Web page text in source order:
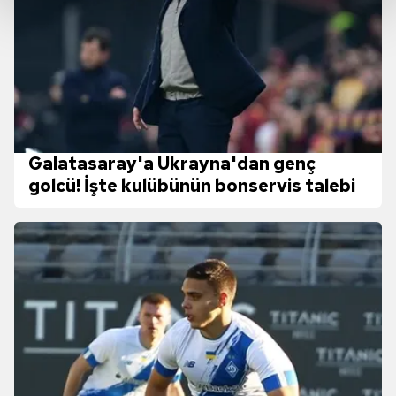
Her halükârda, kullanıcılar, bu çerezlere izin vermedikleri
takdirde, kullanıcılara hedefli reklamlar
gösterilmeyecektir."
Sizlere daha iyi bir hizmet sunabilmek için İnternet
Sitemizde kendimize ve üçüncü kişilere ait çerezler
kullanılmaktadır. Bu çerezler vasıtasıyla çeşitli kişisel
verileriniz işlenmekte olup gerekli olan çerezler bilgi
toplumu hizmetlerinin sunulması amacıyla
kılınması ve kişiselleştirilmesi ve sizlere yönelik
reklam/pazarlama faaliyetlerinin yapılması, amaçlarıyla
sınırlı olarak açık rızanız dahilinde kullanılacaktır.
Çerezlere ilişkin tercihlerinizi aşağıda yer alan panel
vasıtasıyla belirleyebilirsiniz. Çerezlere ilişkin detaylı bilgi
için Ayarlar butonuna tıklayabilir,Çerez Bilgilendirme
Metnimiziziyaret edebilirsiniz.
Galatasaray'a Ukrayna'dan genç
golcü! İşte kulübünün bonservis talebi